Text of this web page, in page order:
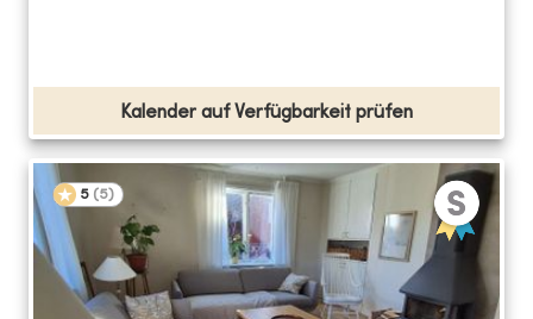
Kalender auf Verfügbarkeit prüfen
5 (5)